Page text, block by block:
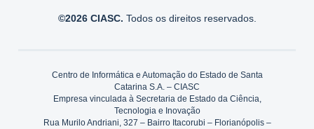
©2026 CIASC. Todos os direitos reservados.
Centro de Informática e Automação do Estado de Santa
Catarina S.A. – CIASC
Empresa vinculada à Secretaria de Estado da Ciência,
Tecnologia e Inovação
Rua Murilo Andriani, 327 – Bairro Itacorubi – Florianópolis –